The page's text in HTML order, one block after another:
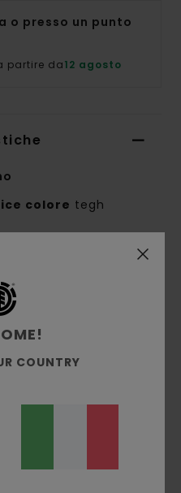
o presso un punto
partire da12 agosto
colore tegh
poliestere grs riciclato
pile sherpa
100%
COUNTRY